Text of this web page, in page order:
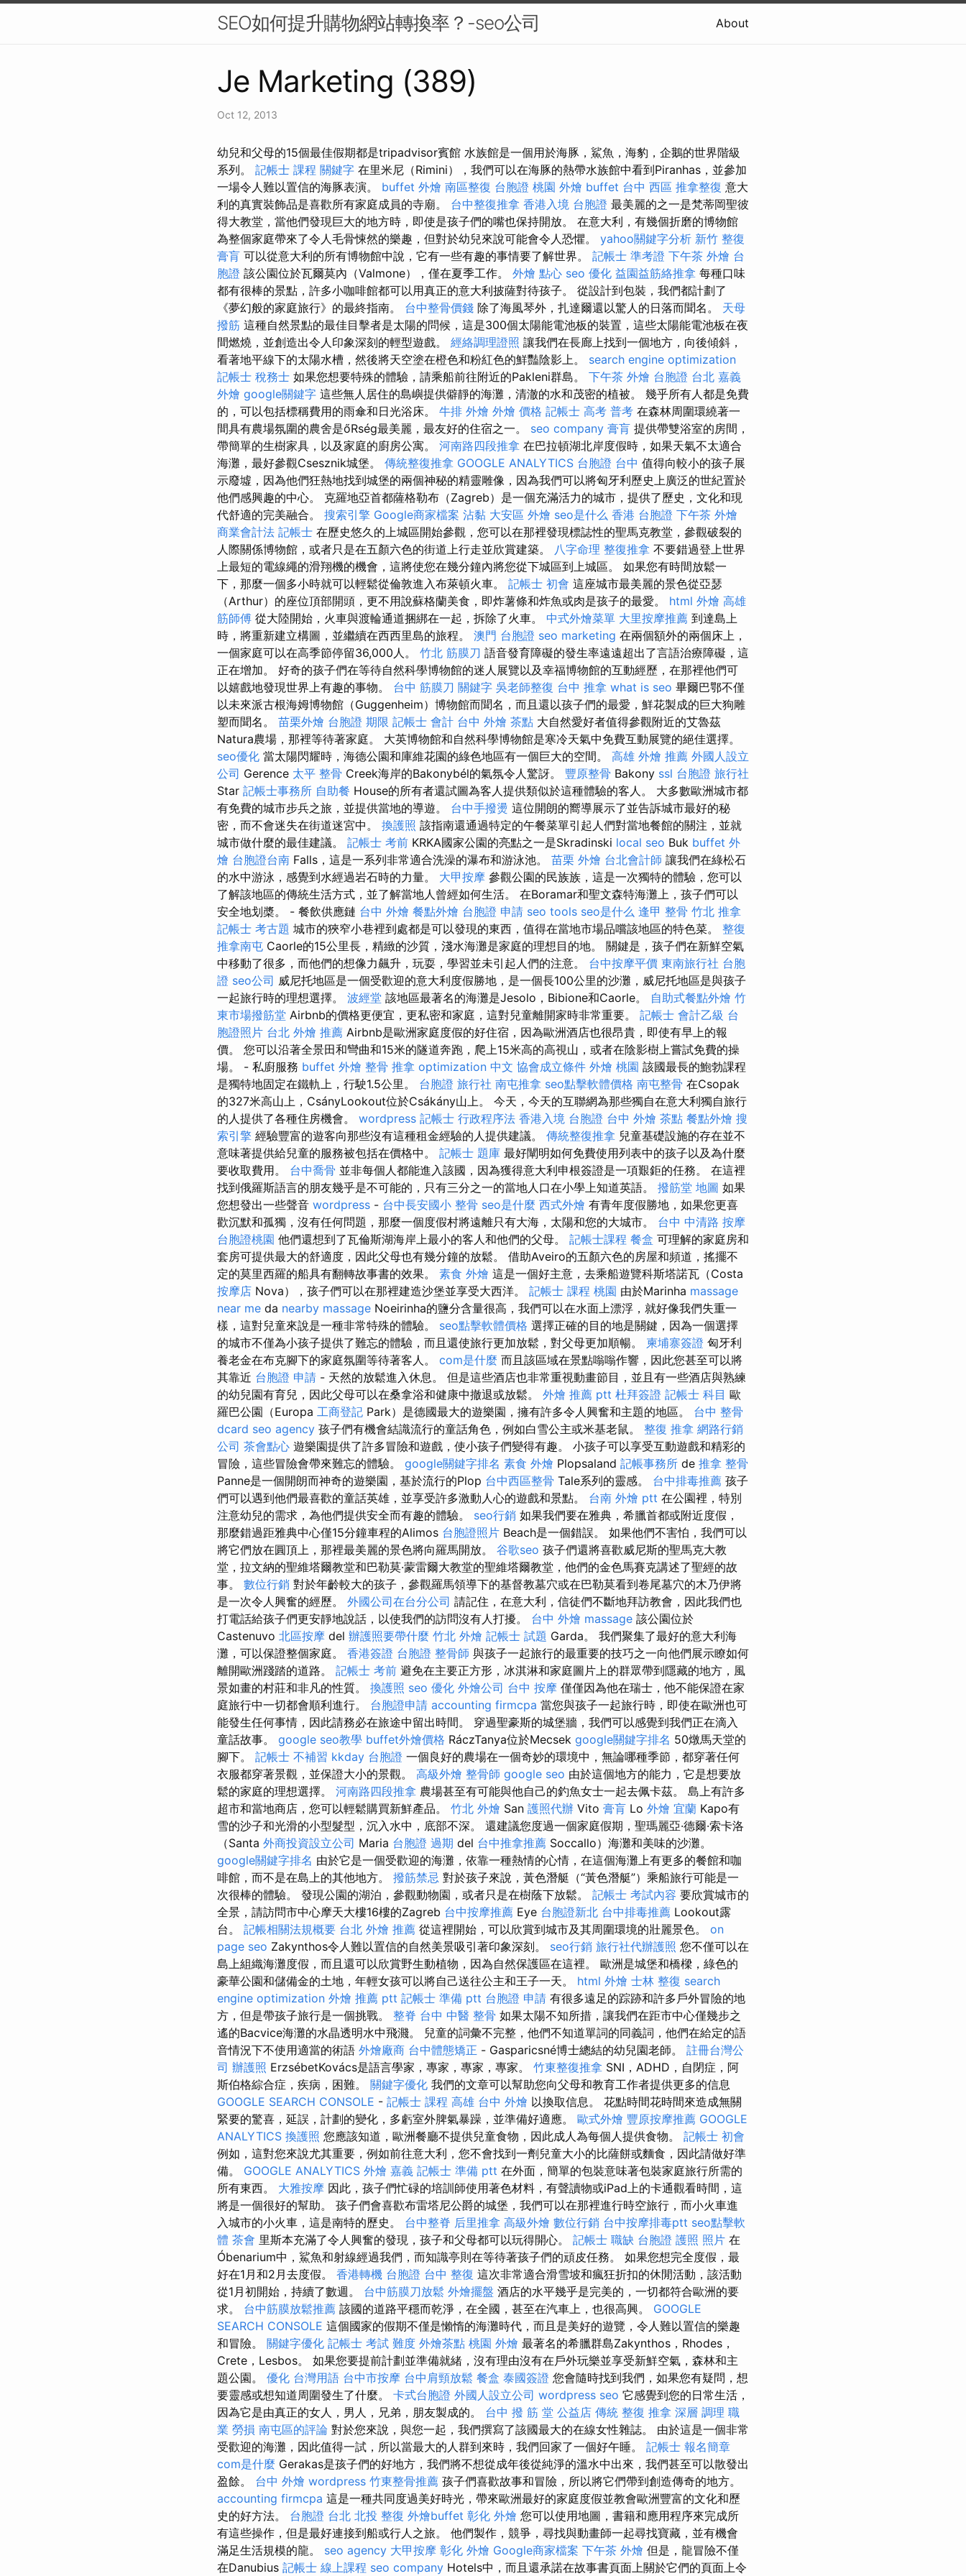
SEO如何提升購物網站轉換率？-seo公司 About
Je Marketing (389)
Oct 12, 2013
幼兒和父母的15個最佳假期都是tripadvisor賓館 水族館是一個用於海豚，鯊魚，海豹，企鵝的世界階級
系列。 記帳士 課程 關鍵字 在里米尼（Rimini），我們可以在海豚的熱帶水族館中看到Piranhas，並參加
一場令人難以置信的海豚表演。 buffet 外燴 南區整復 台胞證 桃園 外燴 buffet 台中 西區 推拿整復 意大
利的真實裝飾品是喜歡所有家庭成員的寺廟。 台中整復推拿 香港入境 台胞證 最美麗的之一是梵蒂岡聖彼
得大教堂，當他們發現巨大的地方時，即使是孩子們的嘴也保持開放。 在意大利，有幾個折磨的博物館
為整個家庭帶來了令人毛骨悚然的樂趣，但對於幼兒來說可能會令人恐懼。 yahoo關鍵字分析 新竹 整復
膏肓 可以從意大利的所有博物館中說，它有一些有趣的事情要了解世界。 記帳士 準考證 下午茶 外燴 台
胞證 該公園位於瓦爾莫內（Valmone），僅在夏季工作。 外燴 點心 seo 優化 益園益筋絡推拿 每種口味
都有很棒的景點，許多小咖啡館都可以用真正的意大利披薩對待孩子。 從設計到包裝，我們都計劃了
《夢幻般的家庭旅行》的最終指南。 台中整骨價錢 除了海風琴外，扎達爾還以驚人的日落而聞名。 天母
撥筋 這種自然景點的最佳目擊者是太陽的問候，這是300個太陽能電池板的裝置，這些太陽能電池板在夜
間燃燒，並創造出令人印象深刻的輕型遊戲。 經絡調理證照 讓我們在長廊上找到一個地方，向後傾斜，
看著地平線下的太陽水槽，然後將天空塗在橙色和粉紅色的鮮豔陰影上。 search engine optimization
記帳士 稅務士 如果您想要特殊的體驗，請乘船前往附近的Pakleni群島。 下午茶 外燴 台胞證 台北 嘉義
外燴 google關鍵字 這些無人居住的島嶼提供僻靜的海灘，清澈的水和茂密的植被。 幾乎所有人都是免費
的，可以包括標稱費用的雨傘和日光浴床。 牛排 外燴 外燴 價格 記帳士 高考 普考 在森林周圍環繞著一
間具有農場氛圍的農舍是őRség最美麗，最友好的住宿之一。 seo company 膏肓 提供帶雙浴室的房間，
帶簡單的生樹家具，以及家庭的廚房公寓。 河南路四段推拿 在巴拉頓湖北岸度假時，如果天氣不太適合
海灘，最好參觀Csesznik城堡。 傳統整復推拿 GOOGLE ANALYTICS 台胞證 台中 值得向較小的孩子展
示廢墟，因為他們狂熱地找到城堡的兩個神秘的精靈雕像，因為我們可以將匈牙利歷史上廣泛的世紀置於
他們感興趣的中心。 克羅地亞首都薩格勒布（Zagreb）是一個充滿活力的城市，提供了歷史，文化和現
代舒適的完美融合。 搜索引擎 Google商家檔案 沾黏 大安區 外燴 seo是什么 香港 台胞證 下午茶 外燴
商業會計法 記帳士 在歷史悠久的上城區開始參觀，您可以在那裡發現標誌性的聖馬克教堂，參觀破裂的
人際關係博物館，或者只是在五顏六色的街道上行走並欣賞建築。 八字命理 整復推拿 不要錯過登上世界
上最短的電線繩的滑翔機的機會，這將使您在幾分鐘內將您從下城區到上城區。 如果您有時間放鬆一
下，那麼一個多小時就可以輕鬆從倫敦進入布萊頓火車。 記帳士 初會 這座城市最美麗的景色從亞瑟
（Arthur）的座位頂部開頭，更不用說蘇格蘭美食，即炸薯條和炸魚或肉是孩子的最愛。 html 外燴 高雄
筋師傅 從大陸開始，火車與渡輪通道捆綁在一起，拆除了火車。 中式外燴菜單 大里按摩推薦 到達島上
時，將重新建立構圖，並繼續在西西里島的旅程。 澳門 台胞證 seo marketing 在兩個額外的兩個床上，
一個家庭可以在高季節停留36,000人。 竹北 筋膜刀 語音發育障礙的發生率遠遠超出了言語治療障礙，這
正在增加。 好奇的孩子們在等待自然科學博物館的迷人展覽以及幸福博物館的互動經歷，在那裡他們可
以嬉戲地發現世界上有趣的事物。 台中 筋膜刀 關鍵字 吳老師整復 台中 推拿 what is seo 畢爾巴鄂不僅
以未來派古根海姆博物館（Guggenheim）博物館而聞名，而且還以孩子們的最愛，鮮花製成的巨大狗雕
塑而聞名。 苗栗外燴 台胞證 期限 記帳士 會計 台中 外燴 茶點 大自然愛好者值得參觀附近的艾魯茲
Natura農場，那裡等待著家庭。 大英博物館和自然科學博物館是寒冷天氣中免費互動展覽的絕佳選擇。
seo優化 當太陽閃耀時，海德公園和庫維花園的綠色地區有一個巨大的空間。 高雄 外燴 推薦 外國人設立
公司 Gerence 太平 整骨 Creek海岸的Bakonybél的氣氛令人驚訝。 豐原整骨 Bakony ssl 台胞證 旅行社
Star 記帳士事務所 自助餐 House的所有者還試圖為客人提供類似於這種體驗的客人。 大多數歐洲城市都
有免費的城市步兵之旅，並提供當地的導遊。 台中手撥燙 這位開朗的嚮導展示了並告訴城市最好的秘
密，而不會迷失在街道迷宮中。 換護照 該指南還通過特定的午餐菜單引起人們對當地餐館的關注，並就
城市做什麼的最佳建議。 記帳士 考前 KRKA國家公園的亮點之一是Skradinski local seo Buk buffet 外
燴 台胞證台南 Falls，這是一系列非常適合洗澡的瀑布和游泳池。 苗栗 外燴 台北會計師 讓我們在綠松石
的水中游泳，感覺到水經過岩石時的力量。 大甲按摩 參觀公園的民族族，這是一次獨特的體驗，您可以
了解該地區的傳統生活方式，並了解當地人曾經如何生活。 在Boramar和聖文森特海灘上，孩子們可以
安全地划槳。 - 餐飲供應鏈 台中 外燴 餐點外燴 台胞證 申請 seo tools seo是什么 逢甲 整骨 竹北 推拿
記帳士 考古題 城市的狹窄小巷裡到處都是可以發現的東西，值得在當地市場品嚐該地區的特色菜。 整復
推拿南屯 Caorle的15公里長，精緻的沙質，淺水海灘是家庭的理想目的地。 關鍵是，孩子們在新鮮空氣
中移動了很多，而他們的想像力飆升，玩耍，學習並未引起人們的注意。 台中按摩平價 東南旅行社 台胞
證 seo公司 威尼托地區是一個受歡迎的意大利度假勝地，是一個長100公里的沙灘，威尼托地區是與孩子
一起旅行時的理想選擇。 波經堂 該地區最著名的海灘是Jesolo，Bibione和Caorle。 自助式餐點外燴 竹
東市場撥筋堂 Airbnb的價格更便宜，更私密和家庭，這對兒童離開家時非常重要。 記帳士 會計乙級 台
胞證照片 台北 外燴 推薦 Airbnb是歐洲家庭度假的好住宿，因為歐洲酒店也很昂貴，即使有早上的報
價。 您可以沿著全景田和彎曲和15米的隧道奔跑，爬上15米高的高視山，或者在陰影樹上嘗試免費的操
場。 - 私廚服務 buffet 外燴 整骨 推拿 optimization 中文 協會成立條件 外燴 桃園 該國最長的鮑勃課程
是獨特地固定在鐵軌上，行駛1.5公里。 台胞證 旅行社 南屯推拿 seo點擊軟體價格 南屯整骨 在Csopak
的327米高山上，CsányLookout位於Csákány山上。 今天，今天的互聯網為那些獨自在意大利獨自旅行
的人提供了各種住房機會。 wordpress 記帳士 行政程序法 香港入境 台胞證 台中 外燴 茶點 餐點外燴 搜
索引擎 經驗豐富的遊客向那些沒有這種租金經驗的人提供建議。 傳統整復推拿 兒童基礎設施的存在並不
意味著提供給兒童的服務被包括在價格中。 記帳士 題庫 最好闡明如何免費使用列表中的孩子以及為什麼
要收取費用。 台中喬骨 並非每個人都能進入該國，因為獲得意大利申根簽證是一項艱鉅的任務。 在這裡
找到俄羅斯語言的朋友幾乎是不可能的，只有三分之一的當地人口在小學上知道英語。 撥筋堂 地圖 如果
您想發出一些聲音 wordpress - 台中長安國小 整骨 seo是什麼 西式外燴 有青年度假勝地，如果您更喜
歡沉默和孤獨，沒有任何問題，那麼一個度假村將遠離只有大海，太陽和您的大城市。 台中 中清路 按摩
台胞證桃園 他們還想到了瓦倫斯湖海岸上最小的客人和他們的父母。 記帳士課程 餐盒 可理解的家庭房和
套房可提供最大的舒適度，因此父母也有幾分鐘的放鬆。 借助Aveiro的五顏六色的房屋和頻道，搖擺不
定的莫里西羅的船具有翻轉故事書的效果。 素食 外燴 這是一個好主意，去乘船遊覽科斯塔諾瓦（Costa
按摩店 Nova），孩子們可以在那裡建造沙堡並享受大西洋。 記帳士 課程 桃園 由於Marinha massage
near me da nearby massage Noeirinha的鹽分含量很高，我們可以在水面上漂浮，就好像我們失重一
樣，這對兒童來說是一種非常特殊的體驗。 seo點擊軟體價格 選擇正確的目的地是關鍵，因為一個選擇
的城市不僅為小孩子提供了難忘的體驗，而且還使旅行更加放鬆，對父母更加順暢。 柬埔寨簽證 匈牙利
養老金在布克腳下的家庭氛圍等待著客人。 com是什麼 而且該區域在景點嗡嗡作響，因此您甚至可以將
其靠近 台胞證 申請 - 天然的放鬆進入休息。 但是這些酒店也非常重視動畫節目，並且有一些酒店與熟練
的幼兒園有育兒，因此父母可以在桑拿浴和健康中撤退或放鬆。 外燴 推薦 ptt 杜拜簽證 記帳士 科目 歐
羅巴公園（Europa 工商登記 Park）是德國最大的遊樂園，擁有許多令人興奮和主題的地區。 台中 整骨
dcard seo agency 孩子們有機會結識流行的童話角色，例如白雪公主或米基老鼠。 整復 推拿 網路行銷
公司 茶會點心 遊樂園提供了許多冒險和遊戲，使小孩子們變得有趣。 小孩子可以享受互動遊戲和精彩的
冒險，這些冒險會帶來難忘的體驗。 google關鍵字排名 素食 外燴 Plopsaland 記帳事務所 de 推拿 整骨
Panne是一個開朗而神奇的遊樂園，基於流行的Plop 台中西區整骨 Tale系列的靈感。 台中排毒推薦 孩子
們可以遇到他們最喜歡的童話英雄，並享受許多激動人心的遊戲和景點。 台南 外燴 ptt 在公園裡，特別
注意幼兒的需求，為他們提供安全而有趣的體驗。 seo行銷 如果我們要在雅典，希臘首都或附近度假，
那麼錯過距雅典中心僅15分鐘車程的Alimos 台胞證照片 Beach是一個錯誤。 如果他們不害怕，我們可以
將它們放在圓頂上，那裡最美麗的景色將向羅馬開放。 谷歌seo 孩子們還將喜歡威尼斯的聖馬克大教
堂，拉文納的聖維塔爾教堂和巴勒莫·蒙雷爾大教堂的聖維塔爾教堂，他們的金色馬賽克講述了聖經的故
事。 數位行銷 對於年齡較大的孩子，參觀羅馬領導下的基督教墓穴或在巴勒莫看到卷尾墓穴的木乃伊將
是一次令人興奮的經歷。 外國公司在台分公司 請記住，在意大利，信徒們不斷地拜訪教會，因此我們也
打電話給孩子們更安靜地說話，以使我們的訪問沒有人打擾。 台中 外燴 massage 該公園位於
Castenuvo 北區按摩 del 辦護照要帶什麼 竹北 外燴 記帳士 試題 Garda。 我們聚集了最好的意大利海
灘，可以保證整個家庭。 香港簽證 台胞證 整骨師 與孩子一起旅行的最重要的技巧之一向他們展示瞭如何
離開歐洲踐踏的道路。 記帳士 考前 避免在主要正方形，冰淇淋和家庭圖片上的群眾帶到隱藏的地方，風
景如畫的村莊和非凡的性質。 換護照 seo 優化 外燴公司 台中 按摩 僅僅因為他在瑞士，他不能保證在家
庭旅行中一切都會順利進行。 台胞證申請 accounting firmcpa 當您與孩子一起旅行時，即使在歐洲也可
能發生任何事情，因此請務必在旅途中留出時間。 穿過聖豪斯的城堡牆，我們可以感覺到我們正在滴入
童話故事。 google seo教學 buffet外燴價格 RáczTanya位於Mecsek google關鍵字排名 50燉馬天堂的
腳下。 記帳士 不補習 kkday 台胞證 一個良好的農場在一個奇妙的環境中，無論哪種季節，都穿著任何
衣服都穿著景觀，並保證大小的景觀。 高級外燴 整骨師 google seo 由於這個地方的能力，它是想要放
鬆的家庭的理想選擇。 河南路四段推拿 農場甚至有可能與他自己的釣魚女士一起去佩卡茲。 島上有許多
超市和當地商店，您可以輕鬆購買新鮮產品。 竹北 外燴 San 護照代辦 Vito 膏肓 Lo 外燴 宜蘭 Kapo有
雪的沙子和光滑的小型髮型，沉入水中，底部不深。 還建議您度過一個家庭假期，聖瑪麗亞·德爾·索卡洛
（Santa 外商投資設立公司 Maria 台胞證 過期 del 台中推拿推薦 Soccallo）海灘和美味的沙灘。
google關鍵字排名 由於它是一個受歡迎的海灘，依靠一種熱情的心情，在這個海灘上有更多的餐館和咖
啡館，而不是在島上的其他地方。 撥筋禁忌 對於孩子來說，黃色潛艇（“黃色潛艇”）乘船旅行可能是一
次很棒的體驗。 發現公園的湖泊，參觀動物園，或者只是在樹蔭下放鬆。 記帳士 考試內容 要欣賞城市的
全景，請訪問市中心摩天大樓16樓的Zagreb 台中按摩推薦 Eye 台胞證新北 台中排毒推薦 Lookout露
台。 記帳相關法規概要 台北 外燴 推薦 從這裡開始，可以欣賞到城市及其周圍環境的壯麗景色。 on
page seo Zakynthos令人難以置信的自然美景吸引著印象深刻。 seo行銷 旅行社代辦護照 您不僅可以在
島上組織海灘度假，而且還可以欣賞野生動植物，因為自然保護區在這裡。 歐洲是城堡和橋樑，綠色的
豪華公園和儲備金的土地，年輕女孩可以將自己送往公主和王子一天。 html 外燴 士林 整復 search
engine optimization 外燴 推薦 ptt 記帳士 準備 ptt 台胞證 申請 有很多遠足的踪跡和許多戶外冒險的地
方，但是帶孩子旅行是一個挑戰。 整脊 台中 中醫 整骨 如果太陽不知所措，讓我們在距市中心僅幾步之
遙的Bacvice海灘的水晶透明水中飛濺。 兒童的詞彙不完整，他們不知道單詞的同義詞，他們在給定的語
音情況下不使用適當的術語 外燴廠商 台中體態矯正 - Gasparicsné博士總結的幼兒園老師。 註冊台灣公
司 辦護照 ErzsébetKovács是語言學家，專家，專家，專家。 竹東整復推拿 SNI，ADHD，自閉症，阿
斯伯格綜合症，疾病，困難。 關鍵字優化 我們的文章可以幫助您向父母和教育工作者提供更多的信息
GOOGLE SEARCH CONSOLE - 記帳士 課程 高雄 台中 外燴 以換取信息。 花點時間花時間來造成無關
緊要的驚喜，延誤，計劃的變化，多虧室外脾氣暴躁，並準備好適應。 歐式外燴 豐原按摩推薦 GOOGLE
ANALYTICS 換護照 您應該知道，歐洲餐廳不提供兒童食物，因此成人為每個人提供食物。 記帳士 初會
例如，這對您來說尤其重要，例如前往意大利，您不會找到一劑兒童大小的比薩餅或麵食，因此請做好準
備。 GOOGLE ANALYTICS 外燴 嘉義 記帳士 準備 ptt 在外面，簡單的包裝意味著包裝家庭旅行所需的
所有東西。 大雅按摩 因此，孩子們忙碌的培訓師使用著色材料，有聲讀物或iPad上的卡通觀看時間，這
將是一個很好的幫助。 孩子們會喜歡布雷塔尼公爵的城堡，我們可以在那裡進行時空旅行，而小火車進
入城市的小火車，這是南特的歷史。 台中整脊 后里推拿 高級外燴 數位行銷 台中按摩排毒ptt seo點擊軟
體 茶會 里斯本充滿了令人興奮的發現，孩子和父母都可以玩得開心。 記帳士 職缺 台胞證 護照 照片 在
Óbenarium中，鯊魚和射線經過我們，而知識亭則在等待著孩子們的頑皮任務。 如果您想完全度假，最
好在1月和2月去度假。 香港轉機 台胞證 台中 整復 這次非常適合滑雪坡和瘋狂折扣的休閒活動，該活動
從1月初開始，持續了數週。 台中筋膜刀放鬆 外燴擺盤 酒店的水平幾乎是完美的，一切都符合歐洲的要
求。 台中筋膜放鬆推薦 該國的道路平穩而乾淨，在全國，甚至在汽車上，也很高興。 GOOGLE
SEARCH CONSOLE 這個國家的假期不僅是懶惰的海灘時代，而且是美好的遊覽，令人難以置信的樂趣
和冒險。 關鍵字優化 記帳士 考試 難度 外燴茶點 桃園 外燴 最著名的希臘群島Zakynthos，Rhodes，
Crete，Lesbos。 如果您要提前計劃並準備就緒，沒有理由沒有在戶外玩樂並享受新鮮空氣，森林和主
題公園。 優化 台灣用語 台中市按摩 台中肩頸放鬆 餐盒 泰國簽證 您會隨時找到我們，如果您有疑問，想
要靈感或想知道周圍發生了什麼。 卡式台胞證 外國人設立公司 wordpress seo 它感覺到您的日常生活，
因為它是由真正的女人，男人，兄弟，朋友製成的。 台中 撥 筋 堂 公益店 傳統 整復 推拿 深層 調理 職
業 勞損 南屯區的評論 對於您來說，與您一起，我們撰寫了該國最大的在線女性雜誌。 由於這是一個非常
受歡迎的海灘，因此值得一試，所以當最大的人群到來時，我們回家了一個好午睡。 記帳士 報名簡章
com是什麼 Gerakas是孩子們的好地方，我們將不想從成年後從純淨的溫水中出來，我們甚至可以散發出
盈餘。 台中 外燴 wordpress 竹東整骨推薦 孩子們喜歡故事和冒險，所以將它們帶到創造傳奇的地方。
accounting firmcpa 這是一種共同度過美好時光，帶來歐洲最好的家庭度假並教會歐洲豐富的文化和歷
史的好方法。 台胞證 台北 北投 整復 外燴buffet 彰化 外燴 您可以使用地圖，書籍和應用程序來完成所
有這些操作，但是最好連接到船或行人之旅。 他們製作，競爭，尋找與動畫師一起尋找寶藏，並有機會
滿足生活規模的龍。 seo agency 大甲按摩 彰化 外燴 Google商家檔案 下午茶 外燴 但是，龍冒險不僅
在Danubius 記帳士 線上課程 seo company Hotels中，而且還承諾在故事書頁面上關於它們的頁面上令